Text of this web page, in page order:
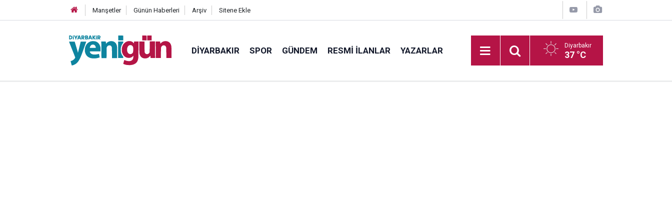
Manşetler Günün Haberleri Arşiv Sitene Ekle
DIYARBAKIR SPOR GÜNDEM RESMI İLANLAR YAZARLAR Diyarbakır
37 °C